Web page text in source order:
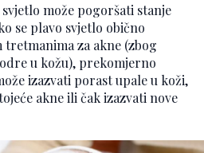
može pogoršati stanje
se plavo svjetlo obično
za akne (zbog
u kožu), prekomjerno
izazvati porast upale u koži,
akne ili čak izazvati nove